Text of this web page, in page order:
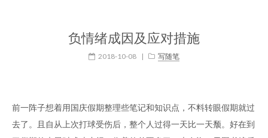
负情绪成因及应对措施
2018-10-08 | 写随笔
前一阵子想着用国庆假期整理些笔记和知识点，不料转眼假期就过
去了。且自从上次打球受伤后，整个人过得一天比一天颓。好在到